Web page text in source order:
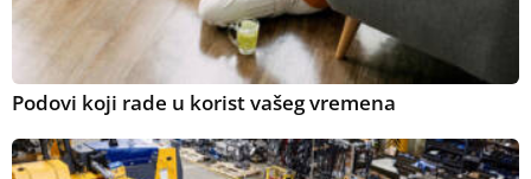
Podovi koji rade u korist vašeg vremena